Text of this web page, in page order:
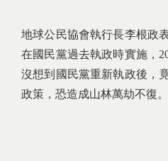
地球公民協會執行長李根政
在國民黨過去執政時實施，
沒想到國民黨重新執政後，
政策，恐造成山林萬劫不復。